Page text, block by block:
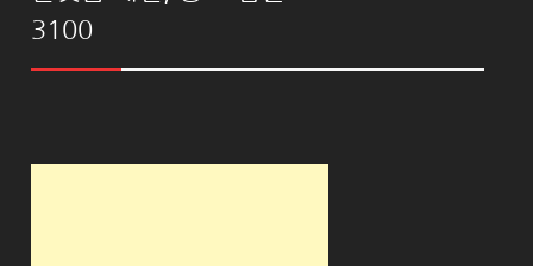
3100